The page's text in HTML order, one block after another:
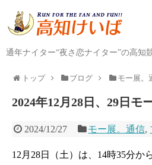
通年ナイター“夜さ恋ナイター”の高知
トップ ブログ モー展。
2024年12月28日、29日モ
2024/12/27 モー展。通信,
12月28日（土）は、14時35分か